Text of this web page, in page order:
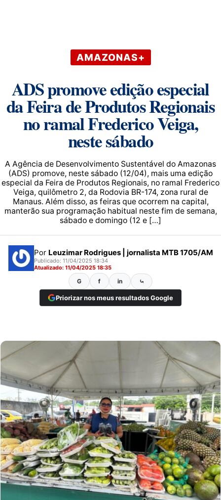
AMAZONAS+
ADS promove edição especial
da Feira de Produtos Regionais
no ramal Frederico Veiga,
neste sábado
A Agência de Desenvolvimento Sustentável do Amazonas
(ADS) promove, neste sábado (12/04), mais uma edição
especial da Feira de Produtos Regionais, no ramal Frederico
Veiga, quilômetro 2, da Rodovia BR-174, zona rural de
Manaus. Além disso, as feiras que ocorrem na capital,
manterão sua programação habitual neste fim de semana,
sábado e domingo (12 e […]
Por Leuzimar Rodrigues | jornalista MTB 1705/AM
Publicado: 11/04/2025 18:34
Atualizado: 11/04/2025 18:35
G f in ⤿
Priorizar nos meus resultados Google